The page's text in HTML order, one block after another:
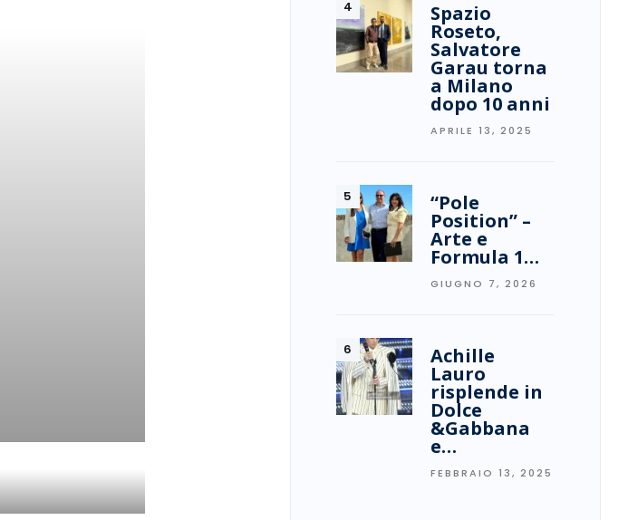
Spazio
Roseto,
Salvatore
Garau torna
a Milano
dopo 10 anni
APRILE 13, 2025
“Pole
Position” –
Arte e
Formula 1…
GIUGNO 7, 2026
Achille
Lauro
risplende in
Dolce
&Gabbana
e…
FEBBRAIO 13, 2025